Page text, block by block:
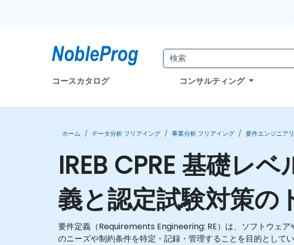
コースカタログ コンサルティング
ホーム データ分析 フリアイング 事業分析 フリアイング 要件エンジニア
IREB CPRE 基礎レ
義と認定試験対策の
要件定義（Requirements Engineering: RE）は、ソフトウェ
のニーズや制約条件を特定・記録・管理することを目的としてい